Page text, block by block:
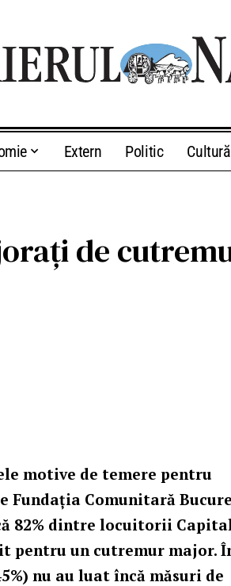
Extern Politic
de
motive de temere pentru
Fundația Comunitară
82% dintre locuitorii
pentru un cutremur major.
nu au luat încă măsuri de